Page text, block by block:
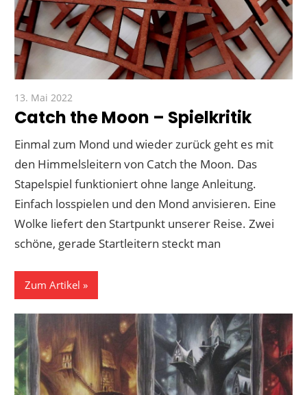
13. Mai 2022
Catch the Moon – Spielkritik
Einmal zum Mond und wieder zurück geht es mit
den Himmelsleitern von Catch the Moon. Das
Stapelspiel funktioniert ohne lange Anleitung.
Einfach losspielen und den Mond anvisieren. Eine
Wolke liefert den Startpunkt unserer Reise. Zwei
schöne, gerade Startleitern steckt man
Zum Artikel